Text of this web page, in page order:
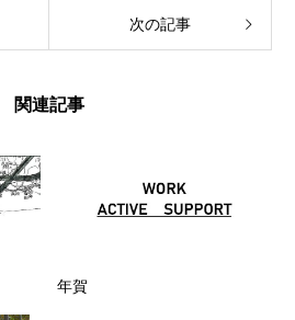
次の記事
関連記事
年賀